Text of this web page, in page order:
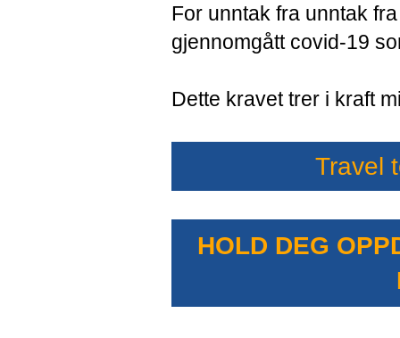
For unntak fra unntak
gjennomgått covid-19
Dette kravet trer i kraft
Travel
HOLD DEG